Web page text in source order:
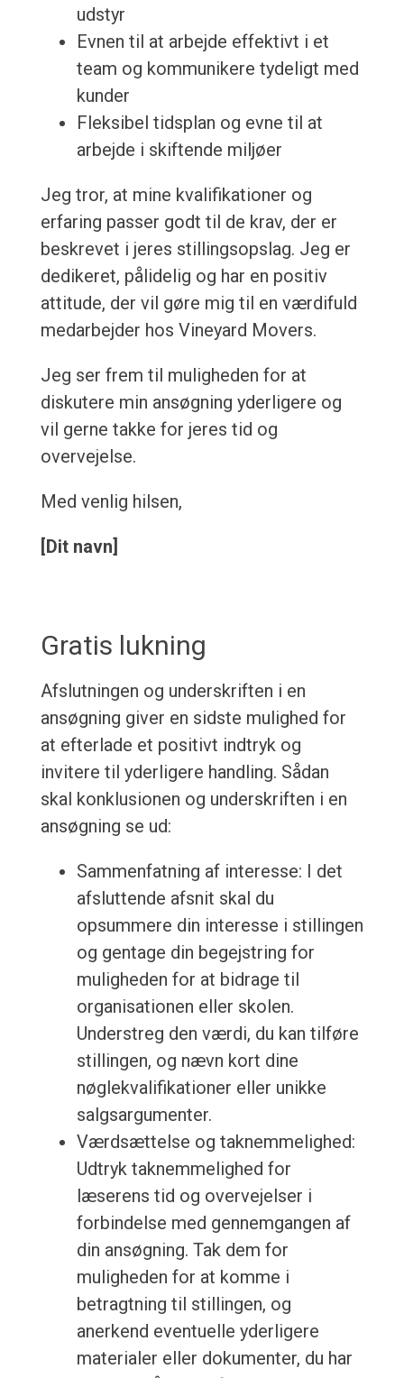
udstyr
Evnen til at arbejde effektivt i et
team og kommunikere tydeligt med
kunder
Fleksibel tidsplan og evne til at
arbejde i skiftende miljøer
Jeg tror, at mine kvalifikationer og
erfaring passer godt til de krav, der er
beskrevet i jeres stillingsopslag. Jeg er
dedikeret, pålidelig og har en positiv
attitude, der vil gøre mig til en værdifuld
medarbejder hos Vineyard Movers.
Jeg ser frem til muligheden for at
diskutere min ansøgning yderligere og
vil gerne takke for jeres tid og
overvejelse.
Med venlig hilsen,
[Dit navn]
Gratis lukning
Afslutningen og underskriften i en
ansøgning giver en sidste mulighed for
at efterlade et positivt indtryk og
invitere til yderligere handling. Sådan
skal konklusionen og underskriften i en
ansøgning se ud:
Sammenfatning af interesse: I det
afsluttende afsnit skal du
opsummere din interesse i stillingen
og gentage din begejstring for
muligheden for at bidrage til
organisationen eller skolen.
Understreg den værdi, du kan tilføre
stillingen, og nævn kort dine
nøglekvalifikationer eller unikke
salgsargumenter.
Værdsættelse og taknemmelighed:
Udtryk taknemmelighed for
læserens tid og overvejelser i
forbindelse med gennemgangen af
din ansøgning. Tak dem for
muligheden for at komme i
betragtning til stillingen, og
anerkend eventuelle yderligere
materialer eller dokumenter, du har